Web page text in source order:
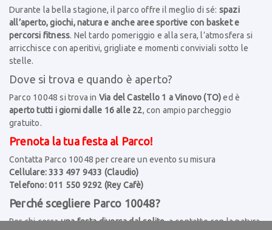
Durante la bella stagione, il parco offre il meglio di sé: spazi
all’aperto, giochi, natura e anche aree sportive con basket e
percorsi fitness. Nel tardo pomeriggio e alla sera, l’atmosfera si
arricchisce con aperitivi, grigliate e momenti conviviali sotto le
stelle.
Dove si trova e quando è aperto?
Parco 10048 si trova in Via del Castello 1 a Vinovo (TO)ed è
aperto tutti i giorni dalle 16 alle 22, con ampio parcheggio
gratuito.
Prenota la tua festa al Parco!
Contatta Parco 10048 per creare un evento su misura
Cellulare: 333 497 9433 (Claudio)
Telefono: 011 550 9292 (Rey Cafè)
Perché scegliere Parco 10048?
Per chi cercauna festa diversa dal solito, a contatto con la natura